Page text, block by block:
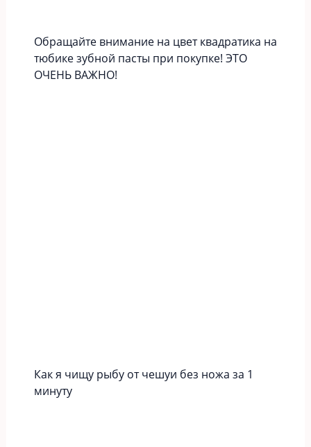
Обращайте внимание на цвет квадратика на
тюбике зубной пасты при покупке! ЭТО
ОЧЕНЬ ВАЖНО!
Как я чищу рыбу от чешуи без ножа за 1
минуту